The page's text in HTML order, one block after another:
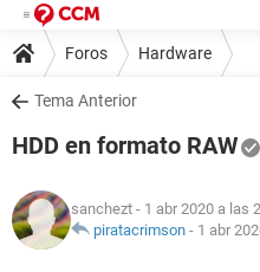
Foros Hardware
Tema Anterior
HDD en formato RAW
sanchezt - 1 abr 2020 a las
piratacrimson - 1 abr